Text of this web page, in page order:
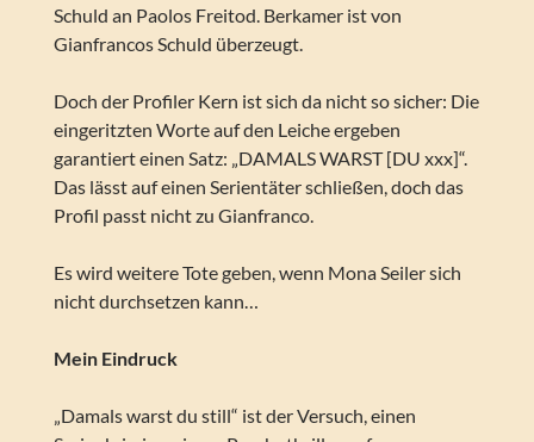
Schuld an Paolos Freitod. Berkamer ist von
Gianfrancos Schuld überzeugt.
Doch der Profiler Kern ist sich da nicht so sicher: Die
eingeritzten Worte auf den Leiche ergeben
garantiert einen Satz: „DAMALS WARST [DU xxx]“.
Das lässt auf einen Serientäter schließen, doch das
Profil passt nicht zu Gianfranco.
Es wird weitere Tote geben, wenn Mona Seiler sich
nicht durchsetzen kann…
Mein Eindruck
„Damals warst du still“ ist der Versuch, einen